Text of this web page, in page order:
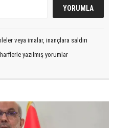
veya imalar, inançlara saldırı
yazılmış yorumlar